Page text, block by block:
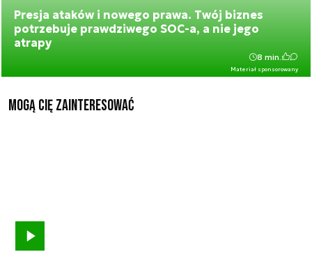
Presja ataków i nowego prawa. Twój biznes
potrzebuje prawdziwego SOC-a, a nie jego
atrapy
Materiał sponsorowany
8 min.
Mogą Cię zainteresować